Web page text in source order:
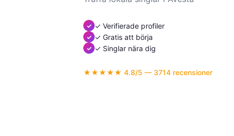
✓ Verifierade profiler
✓ Gratis att börja
✓ Singlar nära dig
★★★★★ 4.8/5 — 3714 recensioner